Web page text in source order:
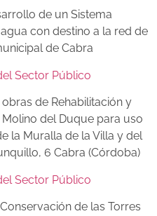
de un Sistema
con destino a la red de
de Cabra
Sector Público
de Rehabilitación y
del Duque para uso
la Muralla de la Villa y del
6 Cabra (Córdoba)
Sector Público
de las Torres